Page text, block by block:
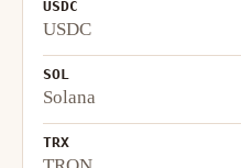
USDC
USDC
SOL
Solana
TRX